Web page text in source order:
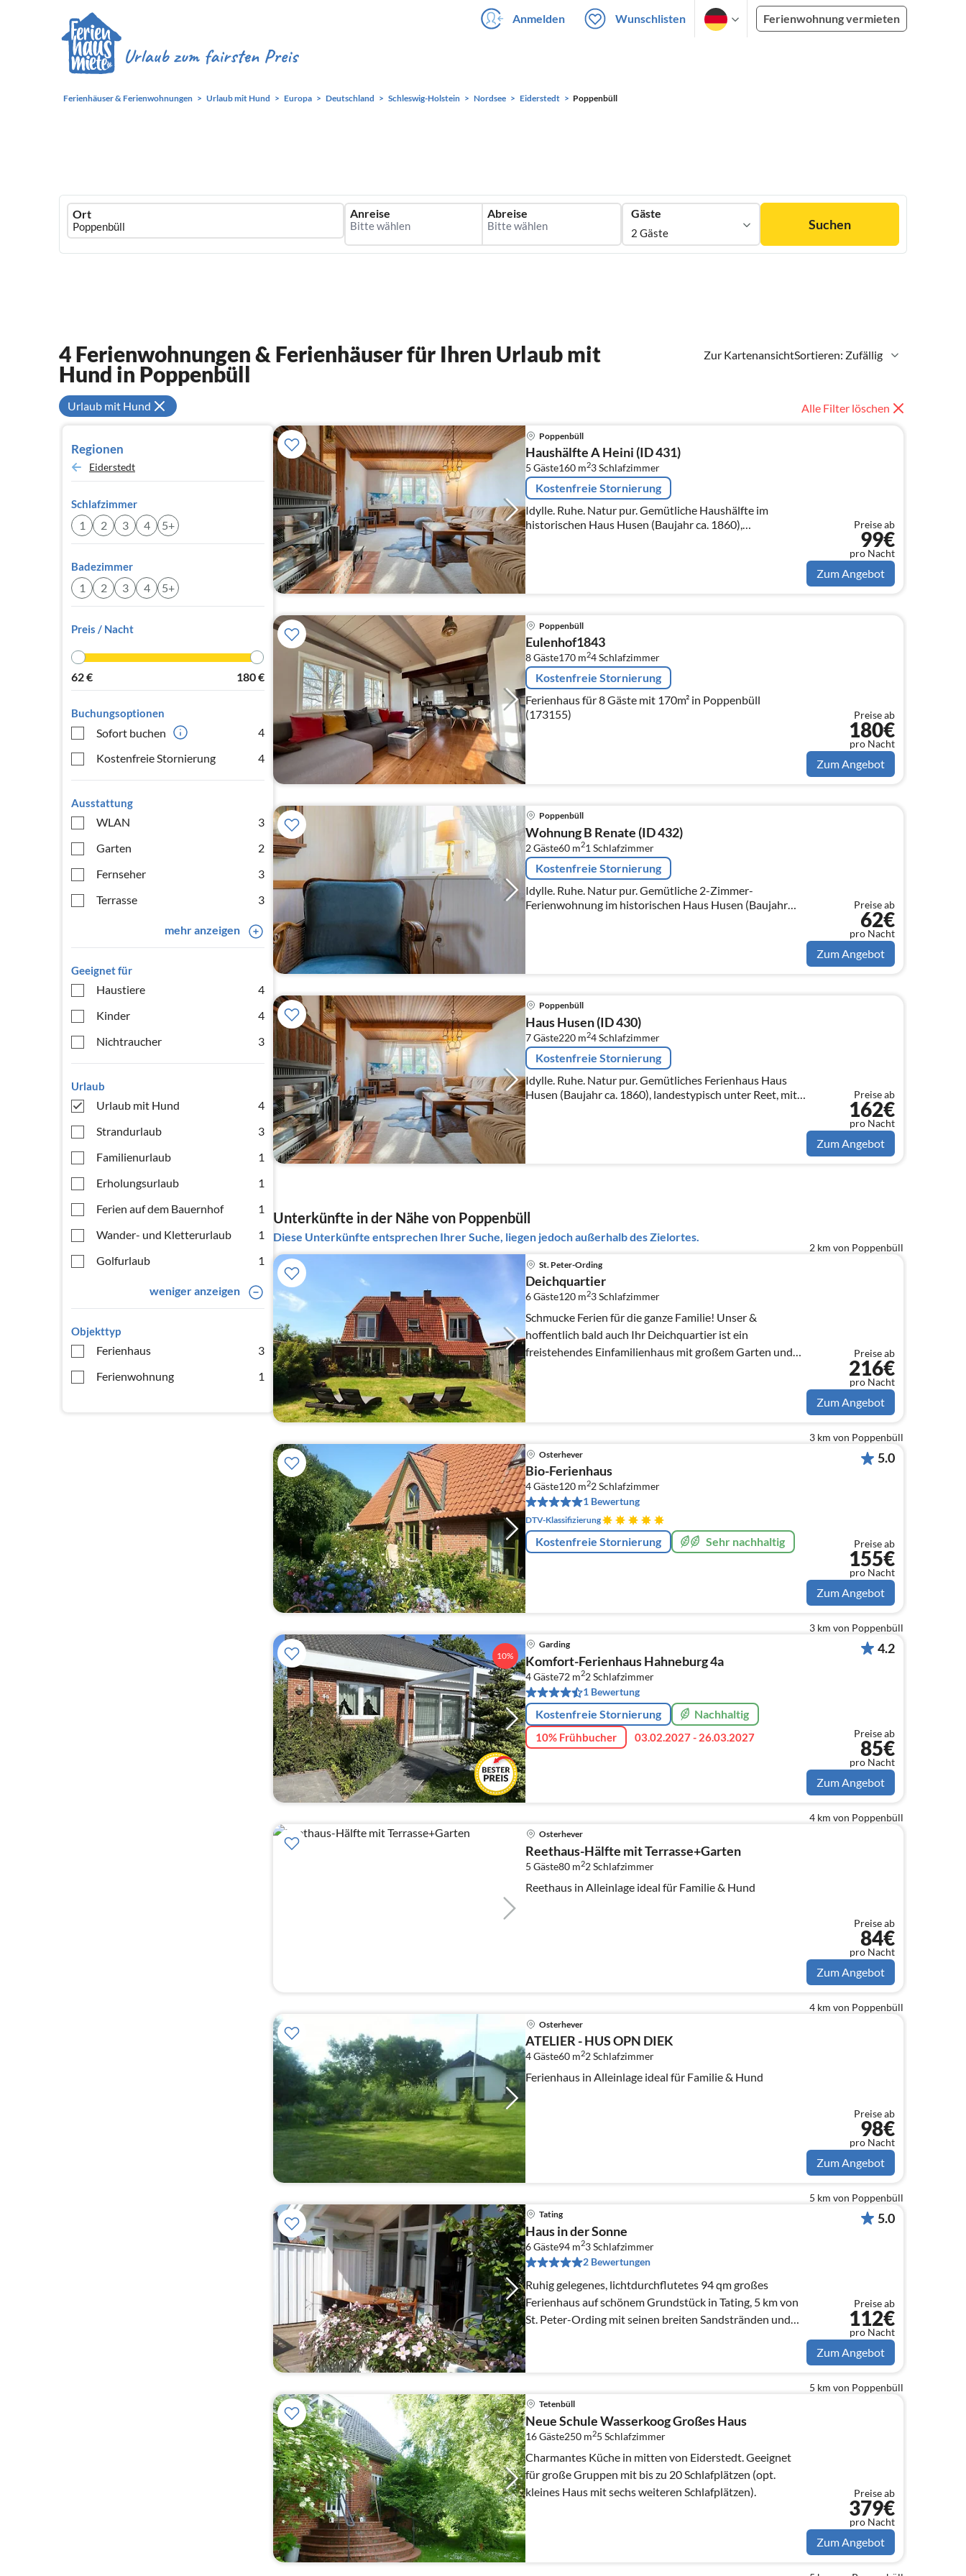
Anmelden Wunschlisten Ferienwohnung vermieten
Ferienhäuser & Ferienwohnungen Urlaub mit Hund Europa Deutschland Schleswig-Holstein Nordsee Eiderstedt Poppenbüll
Ferienhausmiete
logo
Ort Anreise Abreise Gäste
2 Gäste
Suchen
Zur KartenansichtSortieren: Zufällig
4 Ferienwohnungen & Ferienhäuser für Ihren Urlaub mit
Hund in Poppenbüll
Urlaub mit Hund Alle Filter löschen
Regionen
Eiderstedt
Schlafzimmer
1 2 3 4 5+
Badezimmer
1 2 3 4 5+
Preis / Nacht
62€ 180€
Buchungsoptionen
Sofort buchen
4
Kostenfreie Stornierung
4
Ausstattung
WLAN
3
Garten
2
Fernseher
3
Terrasse
3
mehr anzeigen
Geeignet für
Haustiere
4
Kinder
4
Nichtraucher
3
Urlaub
Urlaub mit Hund
4
Strandurlaub
3
Familienurlaub
1
Erholungsurlaub
1
Ferien auf dem Bauernhof
1
Wander- und Kletterurlaub
1
Golfurlaub
1
weniger anzeigen
Objekttyp
Ferienhaus
3
Ferienwohnung
1
Poppenbüll
Haushälfte A Heini (ID 431)
5 Gäste160 m23Schlafzimmer
Kostenfreie Stornierung
Idylle. Ruhe. Natur pur. Gemütliche Haushälfte im
historischen Haus Husen (Baujahr ca. 1860),
landestypisch unter Reet, mit ca. 160 m² auf 2 Ebenen
(EG, OG)
Preise ab
99€
pro Nacht
Zum Angebot
Poppenbüll
Eulenhof1843
8 Gäste170 m24Schlafzimmer
Kostenfreie Stornierung
Ferienhaus für 8 Gäste mit 170m² in Poppenbüll
(173155)
Preise ab
180€
pro Nacht
Zum Angebot
Poppenbüll
Wohnung B Renate (ID 432)
2 Gäste60 m21 Schlafzimmer
Kostenfreie Stornierung
Idylle. Ruhe. Natur pur. Gemütliche 2-Zimmer-
Ferienwohnung im historischen Haus Husen (Baujahr
Preise ab
62€
pro Nacht
Zum Angebot
Poppenbüll
Haus Husen (ID 430)
7 Gäste220 m24Schlafzimmer
Kostenfreie Stornierung
Idylle. Ruhe. Natur pur. Gemütliches Ferienhaus Haus
Husen (Baujahr ca. 1860), landestypisch unter Reet, mit
ca. 220 m² auf 2 Ebenen (EG, OG)
Preise ab
162€
pro Nacht
Zum Angebot
Unterkünfte in der Nähe von Poppenbüll
Diese Unterkünfte entsprechen Ihrer Suche, liegen jedoch außerhalb des Zielortes.
2 km von Poppenbüll
St. Peter-Ording
Deichquartier
6 Gäste120 m23Schlafzimmer
Schmucke Ferien für die ganze Familie! Unser &
hoffentlich bald auch Ihr Deichquartier ist ein
freistehendes Einfamilienhaus mit großem Garten und
Weitblick direkt am Binnendeich.
Preise ab
216€
pro Nacht
Zum Angebot
3 km von Poppenbüll
Osterhever
Bio-Ferienhaus
4 Gäste120 m22Schlafzimmer
1 Bewertung
DTV-Klassifizierung
Kostenfreie Stornierung Sehr nachhaltig
5.0
Preise ab
155€
pro Nacht
Zum Angebot
10%
3 km von Poppenbüll
Garding
Komfort-Ferienhaus Hahneburg 4a
4 Gäste72 m22Schlafzimmer
1 Bewertung
Kostenfreie Stornierung Nachhaltig
10% Frühbucher 03.02.2027 - 26.03.2027
4.2
Preise ab
85€
pro Nacht
Zum Angebot
4 km von Poppenbüll
Osterhever
Reethaus-Hälfte mit Terrasse+Garten
5 Gäste80 m22Schlafzimmer
Reethaus in Alleinlage ideal für Familie & Hund
Preise ab
84€
pro Nacht
Zum Angebot
4 km von Poppenbüll
Osterhever
ATELIER - HUS OPN DIEK
4 Gäste60 m22Schlafzimmer
Ferienhaus in Alleinlage ideal für Familie & Hund
Preise ab
98€
pro Nacht
Zum Angebot
5 km von Poppenbüll
Tating
Haus in der Sonne
6 Gäste94 m23Schlafzimmer
2 Bewertungen
Ruhig gelegenes, lichtdurchflutetes 94 qm großes
Ferienhaus auf schönem Grundstück in Tating, 5 km von
St. Peter-Ording mit seinen breiten Sandstränden und
5.0
Preise ab
112€
pro Nacht
Zum Angebot
5 km von Poppenbüll
Tetenbüll
Neue Schule Wasserkoog Großes Haus
16 Gäste250 m25 Schlafzimmer
Charmantes Küche in mitten von Eiderstedt. Geeignet
für große Gruppen mit bis zu 20 Schlafplätzen (opt.
kleines Haus mit sechs weiteren Schlafplätzen).
Preise ab
379€
pro Nacht
Zum Angebot